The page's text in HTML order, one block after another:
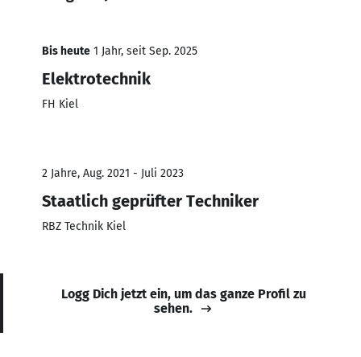
Bis heute 1 Jahr, seit Sep. 2025
Elektrotechnik
FH Kiel
2 Jahre, Aug. 2021 - Juli 2023
Staatlich geprüfter Techniker
RBZ Technik Kiel
Logg Dich jetzt ein, um das ganze Profil zu
sehen.